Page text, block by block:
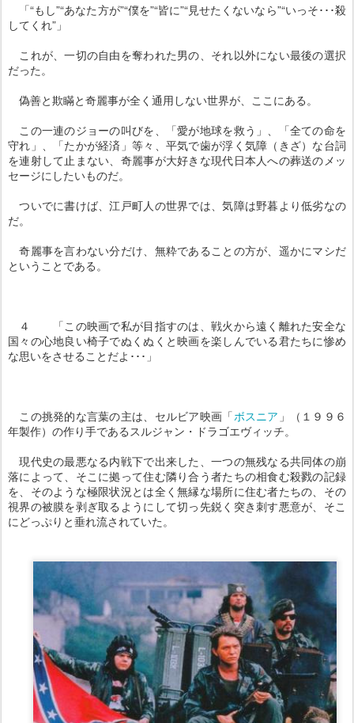
「“もし”“あなた方が”“僕を”“皆に”“見せたくないなら”“いっそ･･･殺
してくれ”」
これが、一切の自由を奪われた男の、それ以外にない最後の選択
だった。
偽善と欺瞞と奇麗事が全く通用しない世界が、ここにある。
この一連のジョーの叫びを、「愛が地球を救う」、「全ての命を
守れ」、「たかが経済」等々、平気で歯が浮く気障（きざ）な台詞
を連射して止まない、奇麗事が大好きな現代日本人への葬送のメッ
セージにしたいものだ。
ついでに書けば、江戸町人の世界では、気障は野暮より低劣なの
だ。
奇麗事を言わない分だけ、無粋であることの方が、遥かにマシだ
ということである。
４ 「この映画で私が目指すのは、戦火から遠く離れた安全な
国々の心地良い椅子でぬくぬくと映画を楽しんでいる君たちに惨め
な思いをさせることだよ･･･」
この挑発的な言葉の主は、セルビア映画「ボスニア 」（１９９６
年製作）の作り手であるスルジャン・ドラゴエヴィッチ。
現代史の最悪なる内戦下で出来した、一つの無残なる共同体の崩
落によって、そこに拠って住む隣り合う者たちの相食む殺戮の記録
を、そのような極限状況とは全く無縁な場所に住む者たちの、その
視界の被膜を剥ぎ取るようにして切っ先鋭く突き刺す悪意が、そこ
にどっぷりと垂れ流されていた。